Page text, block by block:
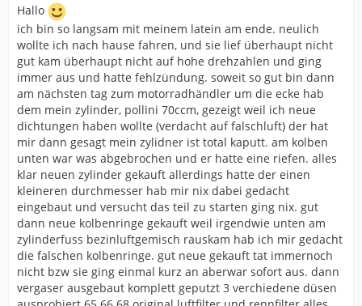
Hallo
ich bin so langsam mit meinem latein am ende. neulich
wollte ich nach hause fahren, und sie lief überhaupt nicht
gut kam überhaupt nicht auf hohe drehzahlen und ging
immer aus und hatte fehlzündung. soweit so gut bin dann
am nächsten tag zum motorradhändler um die ecke hab
dem mein zylinder, pollini 70ccm, gezeigt weil ich neue
dichtungen haben wollte (verdacht auf falschluft) der hat
mir dann gesagt mein zylidner ist total kaputt. am kolben
unten war was abgebrochen und er hatte eine riefen. alles
klar neuen zylinder gekauft allerdings hatte der einen
kleineren durchmesser hab mir nix dabei gedacht
eingebaut und versucht das teil zu starten ging nix. gut
dann neue kolbenringe gekauft weil irgendwie unten am
zylinderfuss bezinluftgemisch rauskam hab ich mir gedacht
die falschen kolbenringe. gut neue gekauft tat immernoch
nicht bzw sie ging einmal kurz an aberwar sofort aus. dann
vergaser ausgebaut komplett geputzt 3 verchiedene düsen